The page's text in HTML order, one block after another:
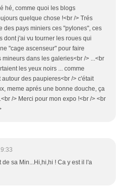
hé, comme quoi les blogs
quelque chose !<br /> Trés
des pays miniers ces "pylones", ces
dont j'ai vu tourner les roues qui
"cage ascenseur" pour faire
mineurs dans les galeries<br /> ...<br
les yeux noirs ... comme
des paupieres<br /> c'était
meme aprés une bonne douche, ça
/> Merci pour mon expo !<br /> <br
de sa Min...Hi,hi,hi ! Ca y est il l'a